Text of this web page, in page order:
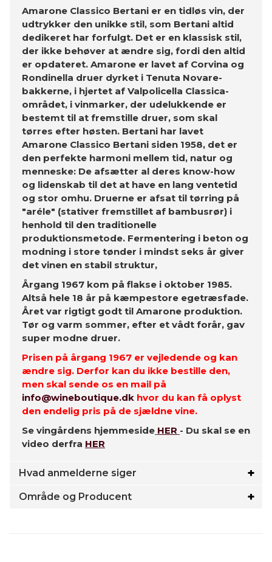
Amarone Classico Bertani er en tidløs vin, der
udtrykker den unikke stil, som Bertani altid
dedikeret har forfulgt. Det er en klassisk stil,
der ikke behøver at ændre sig, fordi den altid
er opdateret. Amarone er lavet af Corvina og
Rondinella druer dyrket i Tenuta Novare-
bakkerne, i hjertet af Valpolicella Classica-
området, i vinmarker, der udelukkende er
bestemt til at fremstille druer, som skal
tørres efter høsten. Bertani har lavet
Amarone Classico Bertani siden 1958, det er
den perfekte harmoni mellem tid, natur og
menneske: De afsætter al deres know-how
og lidenskab til det at have en lang ventetid
og stor omhu. Druerne er afsat til tørring på
"aréle" (stativer fremstillet af bambusrør) i
henhold til den traditionelle
produktionsmetode. Fermentering i beton og
modning i store tønder i mindst seks år giver
det vinen en stabil struktur,
Årgang 1967 kom på flakse i oktober 1985.
Altså hele 18 år på kæmpestore egetræsfade.
Året var rigtigt godt til Amarone produktion.
Tør og varm sommer, efter et vådt forår, gav
super modne druer.
Prisen på årgang 1967 er vejledende og kan
ændre sig. Derfor kan du ikke bestille den,
men skal sende os en mail på
info@wineboutique.dk hvor du kan få oplyst
den endelig pris på de sjældne vine.
Se vingårdens hjemmeside HER - Du skal se en
video derfra HER
Hvad anmelderne siger
Område og Producent